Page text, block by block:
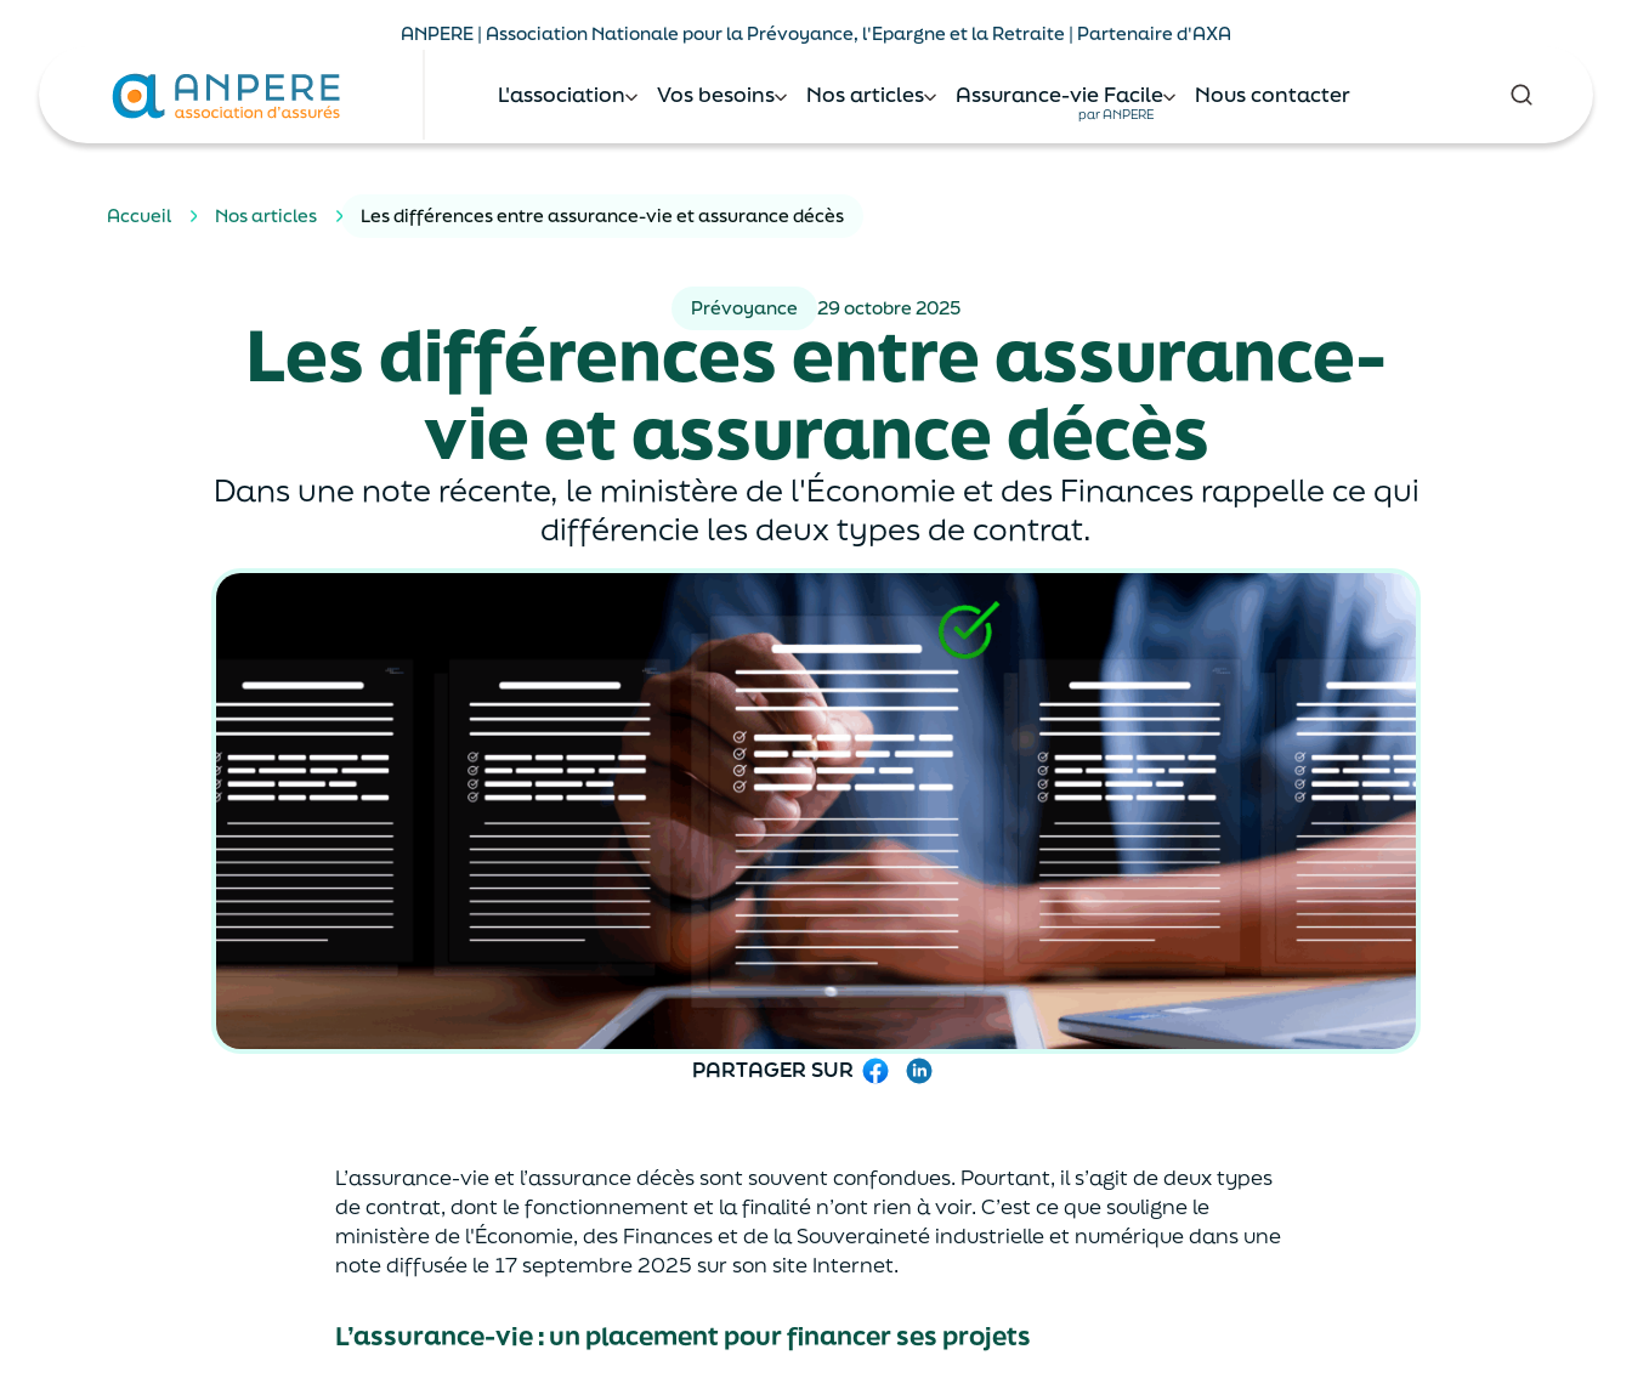
ANPERE | Association Nationale pour la Prévoyance, l'Epargne et la Retraite | Partenaire d'AXA
L'association Vos besoins Nos articles Assurance-vie Facile
par ANPERE
Nous contacter
Accueil Nos articles Les différences entre assurance-vie et assurance décès
Prévoyance 29 octobre 2025
Les différences entre assurance-
vie et assurance décès
Dans une note récente, le ministère de l'Économie et des Finances rappelle ce qui
différencie les deux types de contrat.
PARTAGER SUR Facebook
L’assurance-vie et l’assurance décès sontsouventconfondues. Pourtant, il s’agit de deux types
de contrat, dont le fonctionnement et la finalité n’ont rien à voir. C’est ce que souligne le
ministère de l'Économie, des Financeset de la Souveraineté industrielle et numériquedans une
note diffusée le 17 septembre 2025 sur son site Internet.
L’assurance-vie : un placement pour financer ses projets